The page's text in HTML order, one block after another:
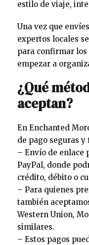
estilo de viaje,
Una vez que
expertos locales
para confirmar
empezar a
¿Qué
aceptan?
En Enchanted
de pago seguras y
– Envío de enlace
PayPal, donde
crédito, débito o
– Para quienes
también
Western Union,
similares.
– Estos pagos